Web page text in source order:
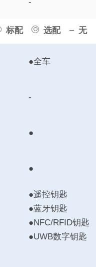
标配 选配 无
●全车
-
●
●
●遥控钥匙
●蓝牙钥匙
●NFC/RFID钥匙
●UWB数字钥匙